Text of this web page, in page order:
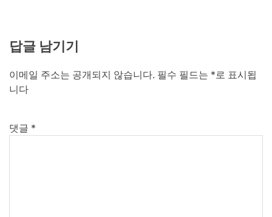
답글 남기기
이메일 주소는 공개되지 않습니다. 필수 필드는 *로 표시됩
니다
댓글 *